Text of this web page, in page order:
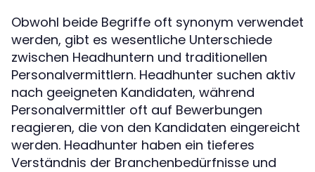
Obwohl beide Begriffe oft synonym verwendet
werden, gibt es wesentliche Unterschiede
zwischen Headhuntern und traditionellen
Personalvermittlern. Headhunter suchen aktiv
nach geeigneten Kandidaten, während
Personalvermittler oft auf Bewerbungen
reagieren, die von den Kandidaten eingereicht
werden. Headhunter haben ein tieferes
Verständnis der Branchenbedürfnisse und